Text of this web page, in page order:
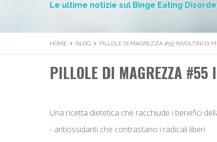
Le ultime notizie sul Binge Eating
HOME BLOG PILLOLE DI MAGREZZA #55 INVOLTINI DI
PILLOLE DI MAGREZZA #55
Una ricetta dietetica che racchiude i benefici
- antiossidanti che contrastano i radicali liberi